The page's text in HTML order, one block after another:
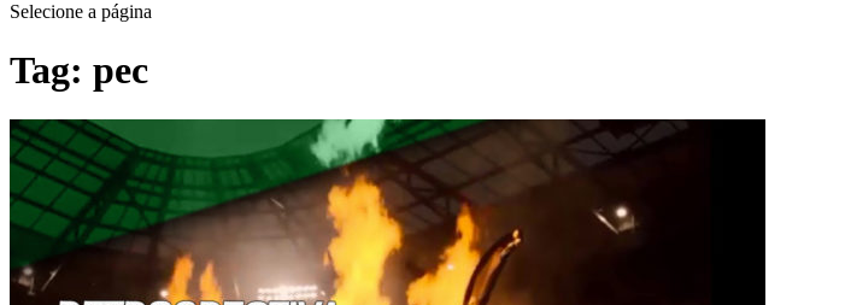
Selecione a página
Tag: pec